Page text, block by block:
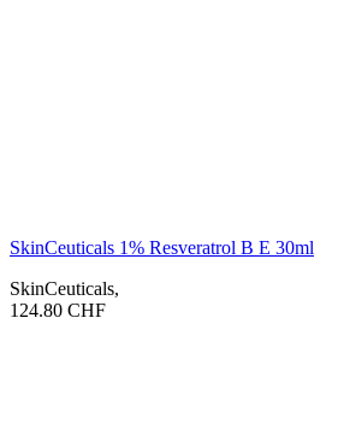
SkinCeuticals 1% Resveratrol B E 30ml
SkinCeuticals,
124.80 CHF